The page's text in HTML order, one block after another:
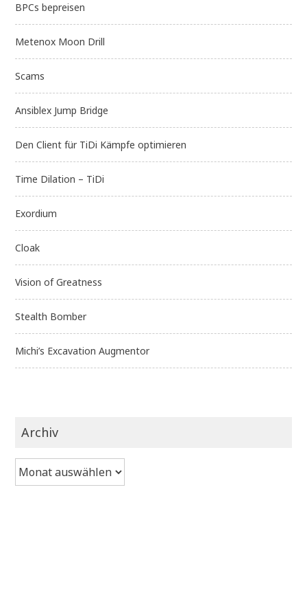
BPCs bepreisen
Metenox Moon Drill
Scams
Ansiblex Jump Bridge
Den Client für TiDi Kämpfe optimieren
Time Dilation – TiDi
Exordium
Cloak
Vision of Greatness
Stealth Bomber
Michi’s Excavation Augmentor
Archiv
Archiv